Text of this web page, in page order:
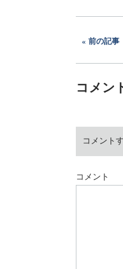
前の記事
コメン
コメント
コメント